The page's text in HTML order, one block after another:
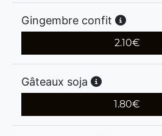
Gingembre confit
2.10€
Gâteaux soja
1.80€